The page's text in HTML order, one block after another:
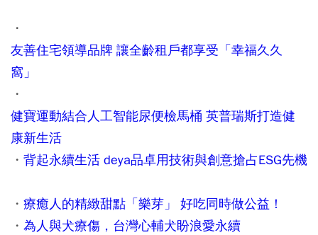
・
友善住宅領導品牌 讓全齡租戶都享受「幸福久久
窩」
・
健寶運動結合人工智能尿便檢馬桶 英普瑞斯打造健
康新生活
・ 背起永續生活 deya品卓用技術與創意搶占ESG先機
・ 療癒人的精緻甜點「樂芽」 好吃同時做公益！
・ 為人與犬療傷，台灣心輔犬盼浪愛永續